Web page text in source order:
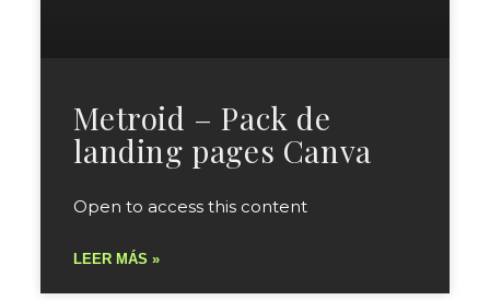
Metroid – Pack de
landing pages Canva
Open to access this content
LEER MÁS »